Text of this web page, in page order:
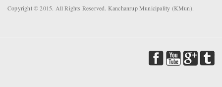
Copyright © 2015. All Rights Reserved. Kanchanrup Municipality (KMun).